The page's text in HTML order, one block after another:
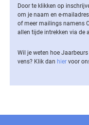
Door te klikken op
om je naam en e-
of meer mailings namens
allen tijde intrekken via de
Wil je weten hoe
vens? Klik dan hier voor